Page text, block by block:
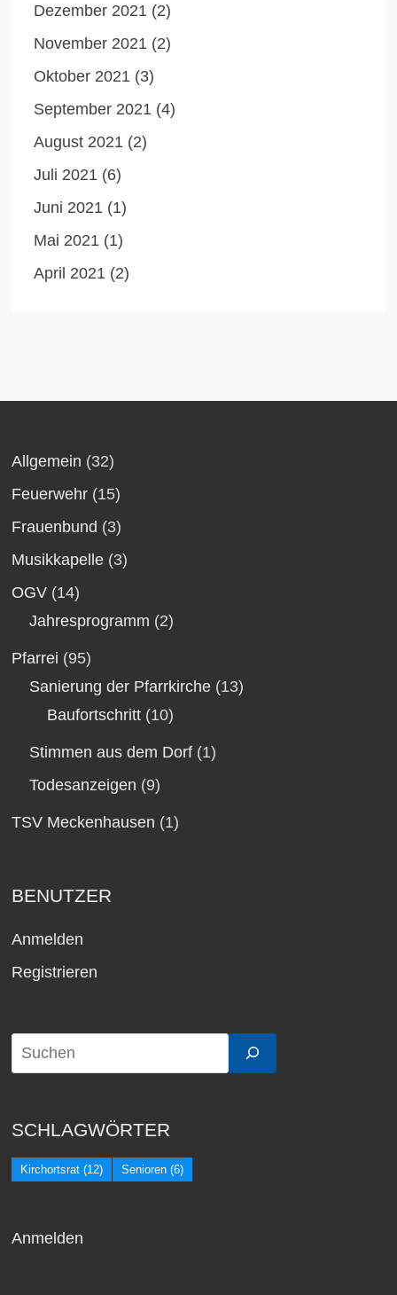
Dezember 2021 (2)
November 2021 (2)
Oktober 2021 (3)
September 2021 (4)
August 2021 (2)
Juli 2021 (6)
Juni 2021 (1)
Mai 2021 (1)
April 2021 (2)
Allgemein (32)
Feuerwehr (15)
Frauenbund (3)
Musikkapelle (3)
OGV (14)
Jahresprogramm (2)
Pfarrei (95)
Sanierung der Pfarrkirche (13)
Baufortschritt (10)
Stimmen aus dem Dorf (1)
Todesanzeigen (9)
TSV Meckenhausen (1)
BENUTZER
Anmelden
Registrieren
SCHLAGWÖRTER
Kirchortsrat (12) Senioren (6)
Anmelden